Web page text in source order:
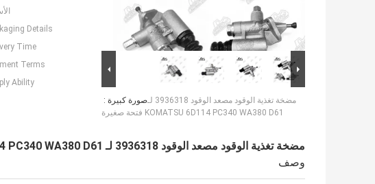
صورة كبيرة :مضخة تغذية الوقود مصعد الوقود 3936318 لـ
KOMATSU 6D114 PC340 WA380 D61 فتحة صغيرة
Details:
Time:
Terms:
Ability:
مضخة تغذية الوقود مصعد الوقود 3936318 لـ KOMATSU 6D114 PC340 WA380 D61 فتحة صغيرة
وصف